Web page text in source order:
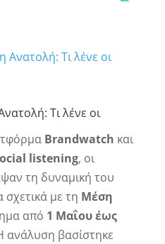
Τι λένε οι
Brandwatch και
listening, οι
τη δυναμική του
με τη Μέση
από 1 Μαΐου έως
ανάλυση βασίστηκε